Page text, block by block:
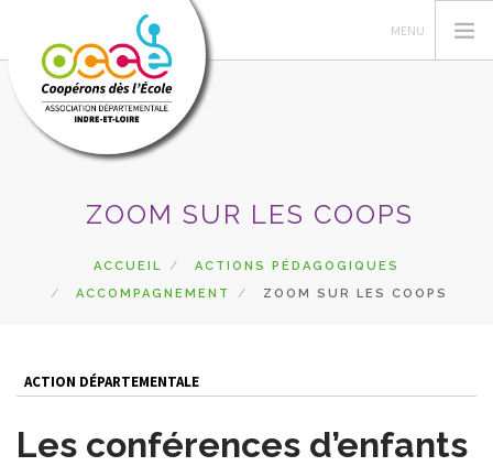
ADHÉSION
GÉRER LA COOPÉRATIVE
ESPACE PÉDAGOGIQUE
ZOOM SUR LES COOPS
ACCUEIL
ACTIONS PÉDAGOGIQUES
ACCOMPAGNEMENT
ZOOM SUR LES COOPS
ACTION DÉPARTEMENTALE
Les conférences d’enfants